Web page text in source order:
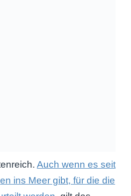
Auch wenn es seit
ins Meer gibt, für die die